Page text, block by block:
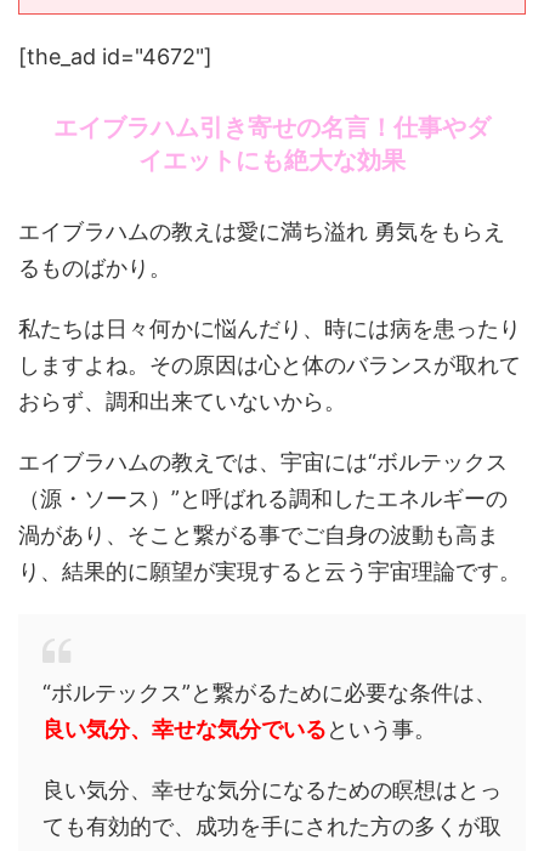
[the_ad id="4672"]
エイブラハム引き寄せの名言！仕事やダ
イエットにも絶大な効果
エイブラハムの教えは愛に満ち溢れ 勇気をもらえ
るものばかり。
私たちは日々何かに悩んだり、時には病を患ったり
しますよね。その原因は心と体のバランスが取れて
おらず、調和出来ていないから。
エイブラハムの教えでは、宇宙には“ボルテックス
（源・ソース）”と呼ばれる調和したエネルギーの
渦があり、そこと繋がる事でご自身の波動も高ま
り、結果的に願望が実現すると云う宇宙理論です。
“ボルテックス”と繋がるために必要な条件は、
良い気分、幸せな気分でいるという事。
良い気分、幸せな気分になるための瞑想はとっ
ても有効的で、成功を手にされた方の多くが取